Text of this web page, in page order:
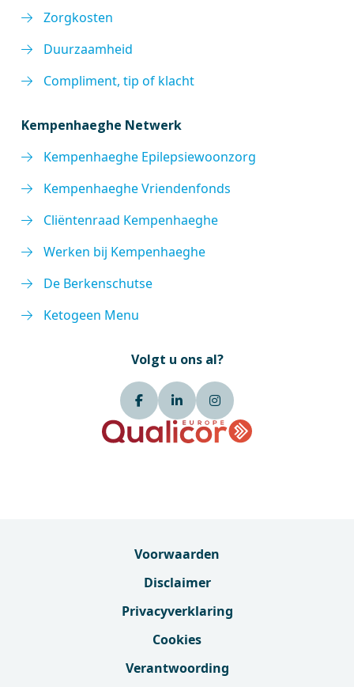
Zorgkosten
Duurzaamheid
Compliment, tip of klacht
Kempenhaeghe Netwerk
Kempenhaeghe Epilepsiewoonzorg
Kempenhaeghe Vriendenfonds
Cliëntenraad Kempenhaeghe
Werken bij Kempenhaeghe
De Berkenschutse
Ketogeen Menu
Volgt u ons al?
Voorwaarden
Disclaimer
Privacyverklaring
Cookies
Verantwoording